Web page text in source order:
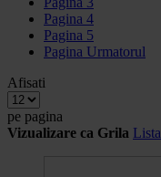
Pagina 4
Pagina 5
Pagina Urmatorul
Afisati
pe pagina
Vizualizare ca Grila Lista